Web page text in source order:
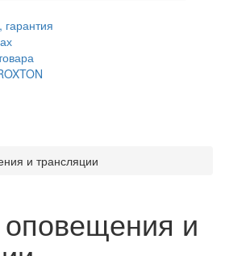
гарантия
и трансляции
и